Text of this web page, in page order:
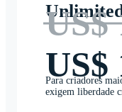
US$
US$
Para criadores
exigem liberdade